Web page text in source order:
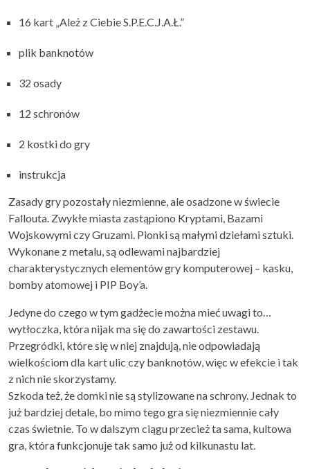
16 kart „Ależ z Ciebie S.P.E.C.J.A.Ł.”
plik banknotów
32 osady
12 schronów
2 kostki do gry
instrukcja
Zasady gry pozostały niezmienne, ale osadzone w świecie
Fallouta. Zwykłe miasta zastąpiono Kryptami, Bazami
Wojskowymi czy Gruzami. Pionki są małymi dziełami sztuki.
Wykonane z metalu, są odlewami najbardziej
charakterystycznych elementów gry komputerowej – kasku,
bomby atomowej i PIP Boy’a.
Jedyne do czego w tym gadżecie można mieć uwagi to…
wytłoczka, która nijak ma się do zawartości zestawu.
Przegródki, które się w niej znajdują, nie odpowiadają
wielkościom dla kart ulic czy banknotów, więc w efekcie i tak
z nich nie skorzystamy.
Szkoda też, że domki nie są stylizowane na schrony. Jednak to
już bardziej detale, bo mimo tego gra się niezmiennie cały
czas świetnie. To w dalszym ciągu przecież ta sama, kultowa
gra, która funkcjonuje tak samo już od kilkunastu lat.